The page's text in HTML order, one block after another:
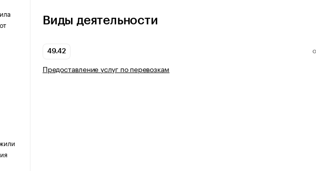
Виды деятельности
49.42
Предоставление услуг по перевозкам